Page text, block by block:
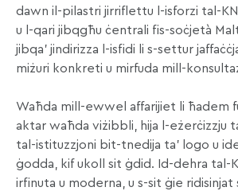
dawn il-pilastri jirriflettu l-isforzi tal-
u l-qari jibqgħu ċentrali fis-soċjetà
jibqa’ jindirizza l-isfidi li s-settur
miżuri konkreti u mirfuda mill-
Waħda mill-ewwel affarijiet li ħadem
aktar waħda viżibbli, hija l-eżerċizzju
tal-istituzzjoni bit-tnedija ta’ logo u
ġodda, kif ukoll sit ġdid. Id-dehra tal-
irfinuta u moderna, u s-sit ġie